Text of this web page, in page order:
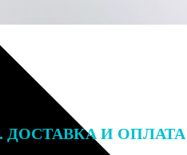
ДОСТАВКА И ОПЛАТА